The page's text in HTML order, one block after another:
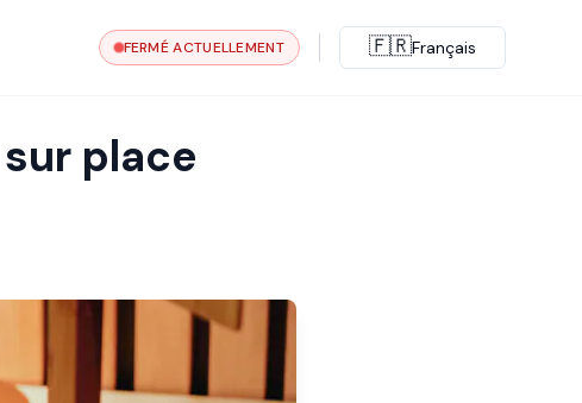
FERMÉ ACTUELLEMENT 🇫🇷Français
place